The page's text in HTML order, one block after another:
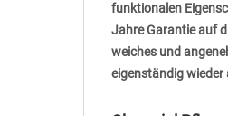
funktionalen
Jahre Garantie auf
weiches und
eigenständig wieder